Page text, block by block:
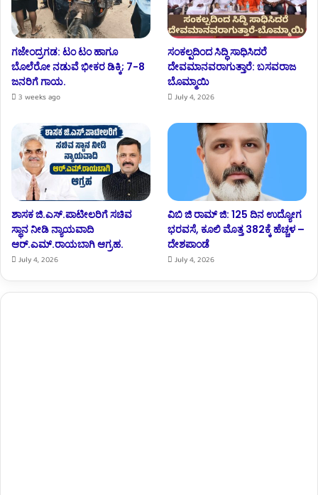
ಗಜೇಂದ್ರಗಡ: ಟಂ ಟಂ ಹಾಗೂ
ಬೊಲೆರೋ ನಡುವೆ ಭೀಕರ ಡಿಕ್ಕಿ; 7-8
ಜನರಿಗೆ ಗಾಯ.
3 weeks ago
ಸಂಕಲ್ಪದಿಂದ ಸಿದ್ಧಿ ಸಾಧಿಸಿದರೆ
ದೇವಮಾನವರಾಗುತ್ತಾರೆ: ಬಸವರಾಜ
ಬೊಮ್ಮಾಯಿ
July 4, 2026
ಶಾಸಕ ಜಿ.ಎಸ್.ಪಾಟೀಲರಿಗೆ ಸಚಿವ
ಸ್ಥಾನ ನೀಡಿ ನ್ಯಾಯವಾದಿ
ಆರ್.‌ಎಮ್.‌ರಾಯಬಾಗಿ ಆಗ್ರಹ.
July 4, 2026
ವಿಬಿ ಜಿ ರಾಮ್ ಜಿ: 125 ದಿನ ಉದ್ಯೋಗ
ಭರವಸೆ, ಕೂಲಿ ಮೊತ್ತ 382ಕ್ಕೆ ಹೆಚ್ಚಳ –
ದೇಶಪಾಂಡೆ
July 4, 2026